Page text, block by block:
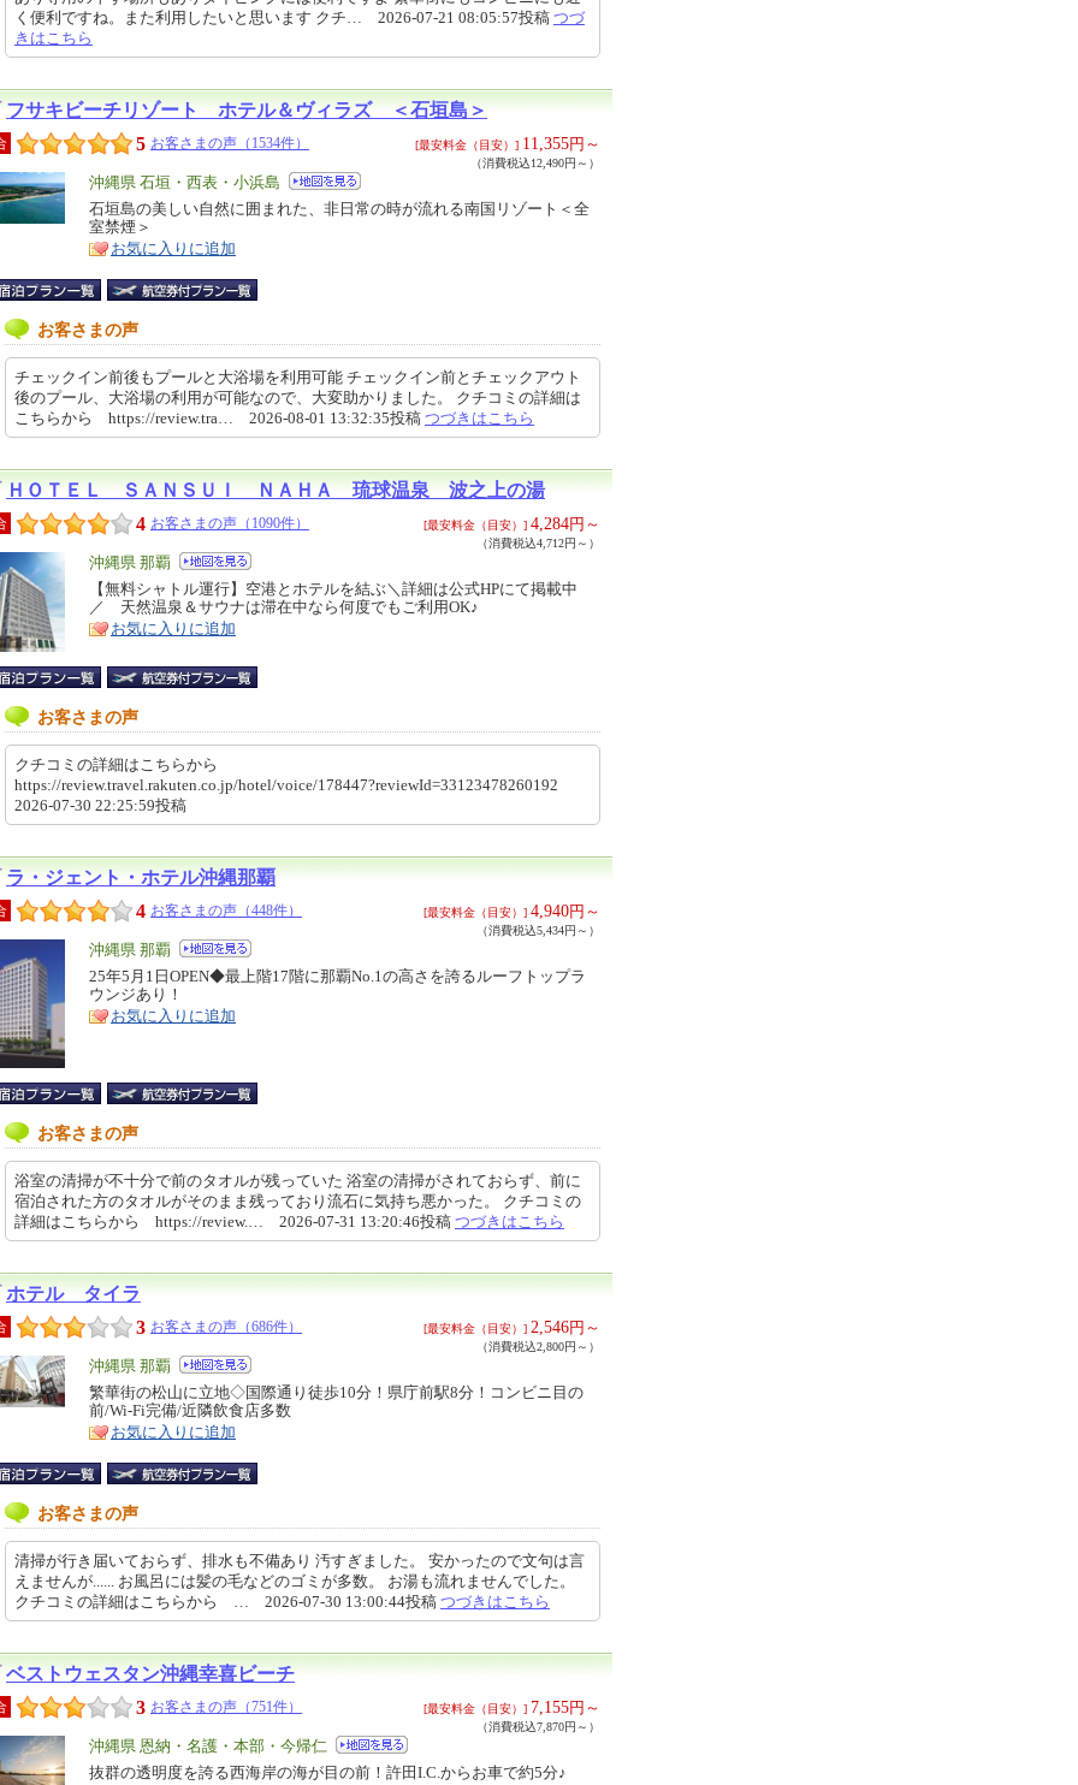
く便利ですね。また利用したいと思います クチ… 2026-07-21 08:05:57投稿 つづ
きはこちら
フサキビーチリゾート ホテル＆ヴィラズ ＜石垣島＞
5 お客さまの声（1534件） [最安料金（目安）] 11,355円～
（消費税込12,490円～）
エ
リ
ア
沖縄県 石垣・西表・小浜島
特
徴
石垣島の美しい自然に囲まれた、非日常の時が流れる南国リゾート＜全
室禁煙＞
お気に入りに追加
お客さまの声
チェックイン前後もプールと大浴場を利用可能 チェックイン前とチェックアウト
後のプール、大浴場の利用が可能なので、大変助かりました。 クチコミの詳細は
こちらから https://review.tra… 2026-08-01 13:32:35投稿 つづきはこちら
ＨＯＴＥＬ ＳＡＮＳＵＩ ＮＡＨＡ 琉球温泉 波之上の湯
4 お客さまの声（1090件） [最安料金（目安）] 4,284円～
（消費税込4,712円～）
エ
リ
ア
沖縄県 那覇
特
徴
【無料シャトル運行】空港とホテルを結ぶ＼詳細は公式HPにて掲載中
／ 天然温泉＆サウナは滞在中なら何度でもご利用OK♪
お気に入りに追加
お客さまの声
クチコミの詳細はこちらから
https://review.travel.rakuten.co.jp/hotel/voice/178447?reviewId=33123478260192
2026-07-30 22:25:59投稿
ラ・ジェント・ホテル沖縄那覇
4 お客さまの声（448件） [最安料金（目安）] 4,940円～
（消費税込5,434円～）
エ
リ
ア
沖縄県 那覇
特
徴
25年5月1日OPEN◆最上階17階に那覇No.1の高さを誇るルーフトップラ
ウンジあり！
お気に入りに追加
お客さまの声
浴室の清掃が不十分で前のタオルが残っていた 浴室の清掃がされておらず、前に
宿泊された方のタオルがそのまま残っており流石に気持ち悪かった。 クチコミの
詳細はこちらから https://review.… 2026-07-31 13:20:46投稿 つづきはこちら
ホテル タイラ
3 お客さまの声（686件） [最安料金（目安）] 2,546円～
（消費税込2,800円～）
エ
リ
ア
沖縄県 那覇
特
徴
繁華街の松山に立地◇国際通り徒歩10分！県庁前駅8分！コンビニ目の
前/Wi-Fi完備/近隣飲食店多数
お気に入りに追加
お客さまの声
清掃が行き届いておらず、排水も不備あり 汚すぎました。 安かったので文句は言
えませんが...... お風呂には髪の毛などのゴミが多数。 お湯も流れませんでした。
クチコミの詳細はこちらから … 2026-07-30 13:00:44投稿 つづきはこちら
ベストウェスタン沖縄幸喜ビーチ
3 お客さまの声（751件） [最安料金（目安）] 7,155円～
（消費税込7,870円～）
エ
リ
沖縄県 恩納・名護・本部・今帰仁
特
抜群の透明度を誇る西海岸の海が目の前！許田I.C.からお車で約5分♪